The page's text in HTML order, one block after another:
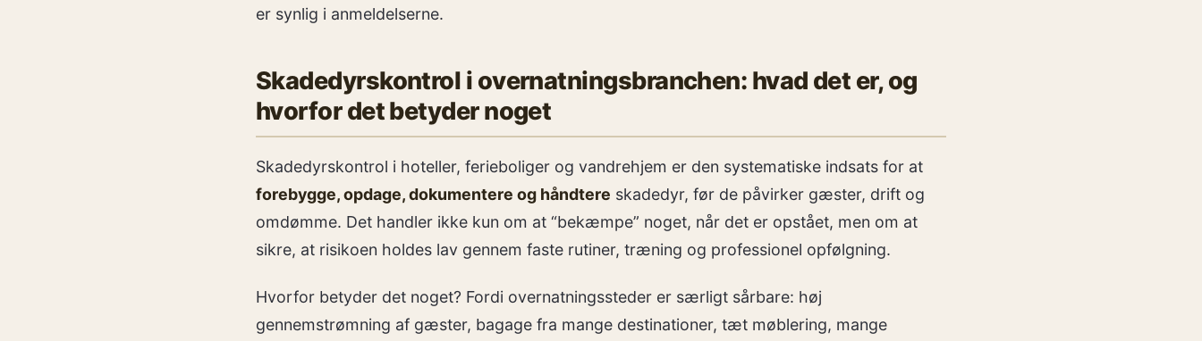
er synlig i anmeldelserne.
Skadedyrskontrol i overnatningsbranchen: hvad det er, og
hvorfor det betyder noget
Skadedyrskontrol i hoteller, ferieboliger og vandrehjem er den systematiske indsats for at
forebygge, opdage, dokumentere og håndtere skadedyr, før de påvirker gæster, drift og
omdømme. Det handler ikke kun om at “bekæmpe” noget, når det er opstået, men om at
sikre, at risikoen holdes lav gennem faste rutiner, træning og professionel opfølgning.
Hvorfor betyder det noget? Fordi overnatningssteder er særligt sårbare: høj
gennemstrømning af gæster, bagage fra mange destinationer, tæt møblering, mange